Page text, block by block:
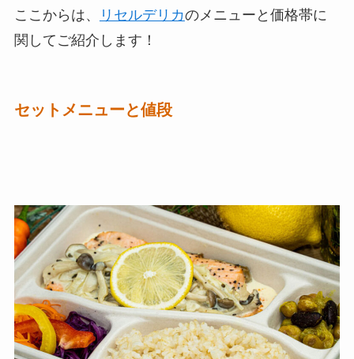
ここからは、 リセルデリカのメニューと価格帯に
関してご紹介します！
セットメニューと値段